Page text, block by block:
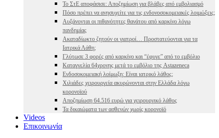
Το ΣτΕ αποφάσισε: Αποζημίωση για βλάβες από εμβολιασμό
Πόσο πρέπει να ανησυχείτε για τις ενδονοσοκομειακές λοιμώξεις;
Αυξάνονται οι πιθανότητες θανάτου από καρκίνο λόγω
πανδημίας
Ακαταδίωκτο ζητούν οι γιατροί… Προστατεύονται για τα
Ιατρικά Λάθη;
Γλύτωσε 3 φορές από καρκίνο και “έφυγε” από το εμβόλιο
Καταγγελία 64χρονης μετά το εμβόλιο της Astazeneca
Ενδοσοκομειακή λοίμωξη: Είναι ιατρικό λάθος;
Χιλιάδες χειρουργεία ακυρώνονται στην Ελλάδα λόγω
κορονοϊού
Αποζημίωση 64.516 ευρώ για χειρουργικό λάθος
Τα δικαιώματα των ασθενών χωρίς κορονοϊό
Videos
Επικοινωνία